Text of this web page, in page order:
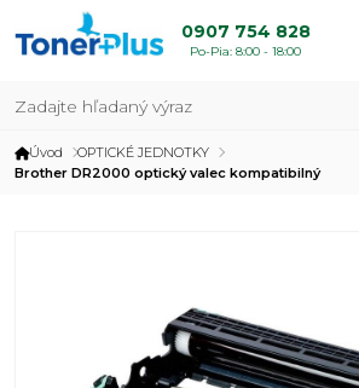
0907 754 828
Po-Pia: 8:00 - 18:00
Úvod
OPTICKÉ JEDNOTKY
Brother DR2000 optický valec kompatibilný